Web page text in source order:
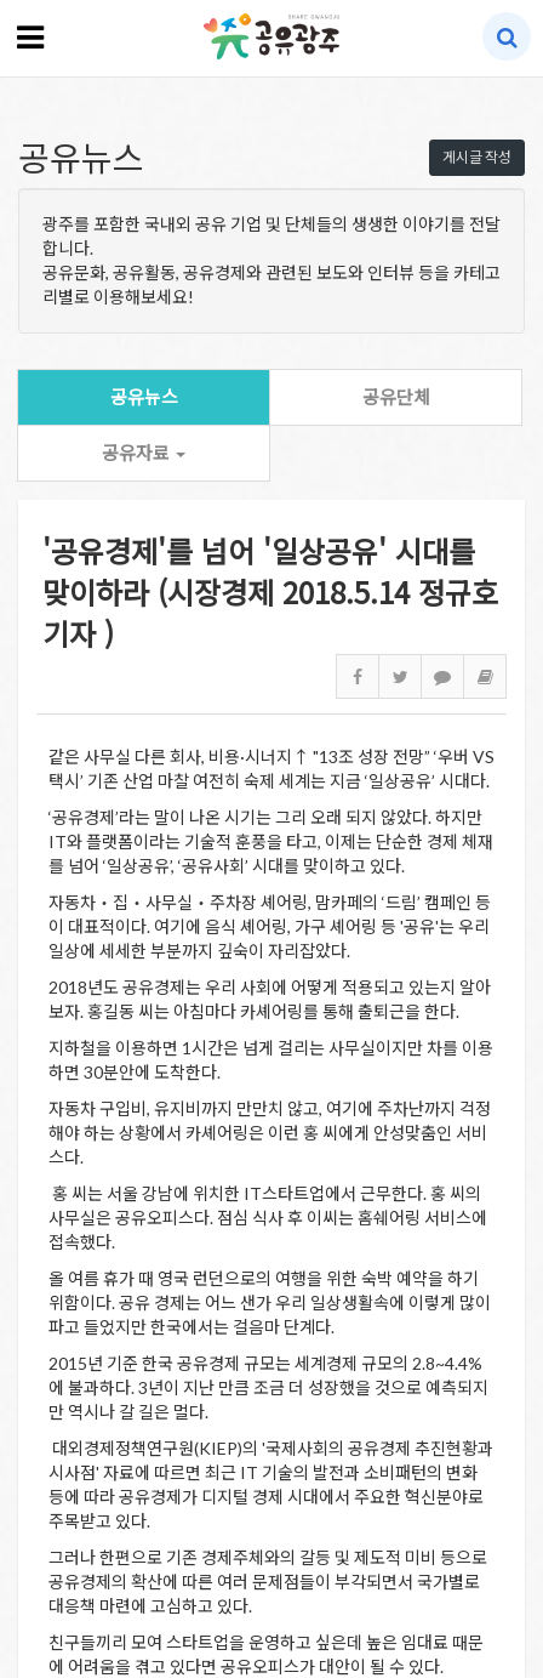
게시글 작성
공유뉴스
광주를 포함한 국내외 공유 기업 및 단체들의 생생한 이야기를 전달
합니다.
공유문화, 공유활동, 공유경제와 관련된 보도와 인터뷰 등을 카테고
리별로 이용해보세요!
공유뉴스 공유단체
공유자료
'공유경제'를 넘어 '일상공유' 시대를
맞이하라 (시장경제 2018.5.14 정규호
기자 )
같은 사무실 다른 회사, 비용·시너지↑ "13조 성장 전망” ‘우버 VS
택시’ 기존 산업 마찰 여전히 숙제 세계는 지금 ‘일상공유’ 시대다.
‘공유경제’라는 말이 나온 시기는 그리 오래 되지 않았다. 하지만
IT와 플랫폼이라는 기술적 훈풍을 타고, 이제는 단순한 경제 체재
를 넘어 ‘일상공유’, ‘공유사회’ 시대를 맞이하고 있다.
자동차‧집‧사무실‧주차장 셰어링, 맘카페의 ‘드림’ 캠페인 등
이 대표적이다. 여기에 음식 셰어링, 가구 셰어링 등 '공유'는 우리
일상에 세세한 부분까지 깊숙이 자리잡았다.
2018년도 공유경제는 우리 사회에 어떻게 적용되고 있는지 알아
보자. 홍길동 씨는 아침마다 카셰어링를 통해 출퇴근을 한다.
지하철을 이용하면 1시간은 넘게 걸리는 사무실이지만 차를 이용
하면 30분안에 도착한다.
자동차 구입비, 유지비까지 만만치 않고, 여기에 주차난까지 걱정
해야 하는 상황에서 카셰어링은 이런 홍 씨에게 안성맞춤인 서비
스다.
홍 씨는 서울 강남에 위치한 IT스타트업에서 근무한다. 홍 씨의
사무실은 공유오피스다. 점심 식사 후 이씨는 홈쉐어링 서비스에
접속했다.
올 여름 휴가 때 영국 런던으로의 여행을 위한 숙박 예약을 하기
위함이다. 공유 경제는 어느 샌가 우리 일상생활속에 이렇게 많이
파고 들었지만 한국에서는 걸음마 단계다.
2015년 기준 한국 공유경제 규모는 세계경제 규모의 2.8~4.4%
에 불과하다. 3년이 지난 만큼 조금 더 성장했을 것으로 예측되지
만 역시나 갈 길은 멀다.
대외경제정책연구원(KIEP)의 '국제사회의 공유경제 추진현황과
시사점' 자료에 따르면 최근 IT 기술의 발전과 소비패턴의 변화
등에 따라 공유경제가 디지털 경제 시대에서 주요한 혁신분야로
주목받고 있다.
그러나 한편으로 기존 경제주체와의 갈등 및 제도적 미비 등으로
공유경제의 확산에 따른 여러 문제점들이 부각되면서 국가별로
대응책 마련에 고심하고 있다.
친구들끼리 모여 스타트업을 운영하고 싶은데 높은 임대료 때문
에 어려움을 겪고 있다면 공유오피스가 대안이 될 수 있다.